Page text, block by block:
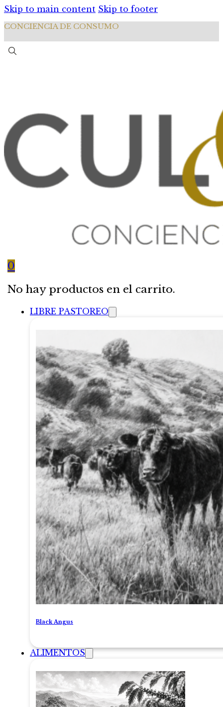
Skip to main content Skip to footer
CONCIENCIA DE CONSUMO
0
No hay productos en el carrito.
LIBRE PASTOREO
Black Angus
ALIMENTOS